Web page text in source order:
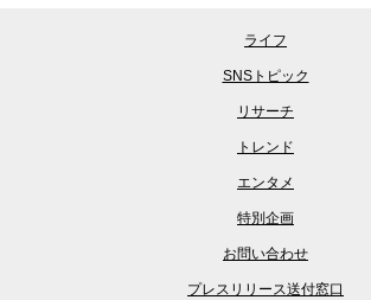
ライフ
SNSトピック
リサーチ
トレンド
エンタメ
特別企画
お問い合わせ
プレスリリース送付窓口